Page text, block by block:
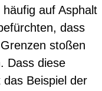
auf Asphalt
dass
stoßen
Dass diese
Beispiel der